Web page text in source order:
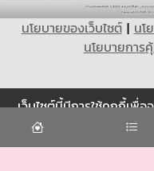
นโยบายของเว็บไซต์| นโ
นโยบายกา
Cookie
เว็บไซต์นี้มีการใช้คุกกี้เพื่
ประสบการณ์การใช้ง